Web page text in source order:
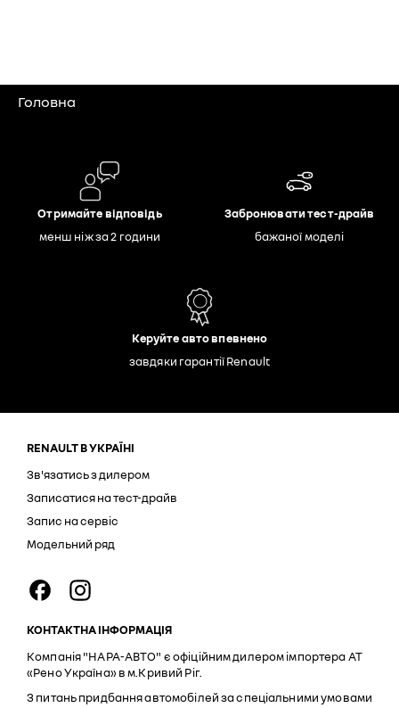
Головна
Отримайте відповідь
менш ніж за 2 години
Забронювати тест-драйв
бажаної моделі
Керуйте авто впевнено
завдяки гарантії Renault
RENAULT В УКРАЇНІ
Зв'язатись з дилером
Записатися на тест-драйв
Запис на сервіс
Модельний ряд
КОНТАКТНА ІНФОРМАЦІЯ
Компанія "НАРА-АВТО" є офіційним дилером імпортера АТ
«Рено Україна» в м.Кривий Ріг.
З питань придбання автомобілей за спеціальними умовами